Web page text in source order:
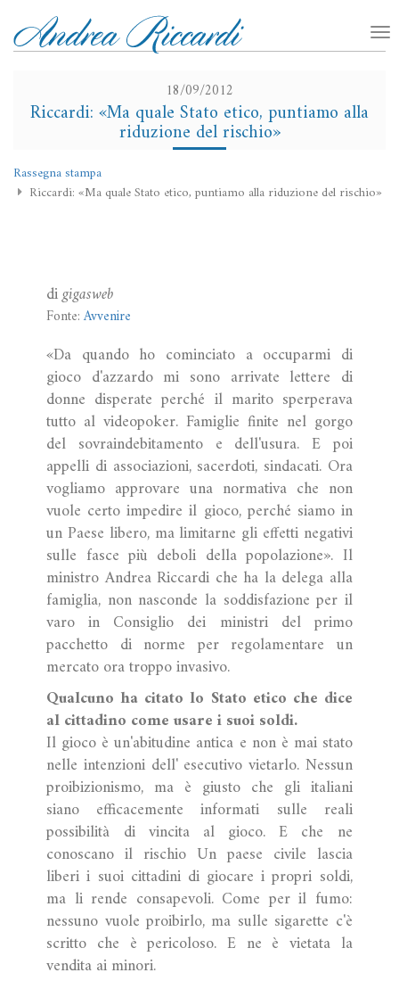
18/09/2012
Riccardi: «Ma quale Stato etico, puntiamo alla
riduzione del rischio»
Rassegna stampa
Riccardi: «Ma quale Stato etico, puntiamo alla riduzione del rischio»
digigasweb
Fonte:Avvenire
«Da quando ho cominciato a occuparmi di
gioco d'azzardo mi sono arrivate lettere di
donne disperate perché il marito sperperava
tutto al videopoker. Famiglie finite nel gorgo
del sovraindebitamento e dell'usura. E poi
appelli di associazioni, sacerdoti, sindacati. Ora
vogliamo approvare una normativa che non
vuole certo impedire il gioco, perché siamo in
un Paese libero, ma limitarne gli effetti negativi
sulle fasce più deboli della popolazione». Il
ministro Andrea Riccardi che ha la delega alla
famiglia, non nasconde la soddisfazione per il
varo in Consiglio dei ministri del primo
pacchetto di norme per regolamentare un
mercato ora troppo invasivo.
Qualcuno ha citato lo Stato etico che dice
al cittadino come usare i suoi soldi.
Il gioco è un'abitudine antica e non è mai stato
nelle intenzioni dell' esecutivo vietarlo. Nessun
proibizionismo, ma è giusto che gli italiani
siano efficacemente informati sulle reali
possibilità di vincita al gioco. E che ne
conoscano il rischio Un paese civile lascia
liberi i suoi cittadini di giocare i propri soldi,
ma li rende consapevoli. Come per il fumo:
nessuno vuole proibirlo, ma sulle sigarette c'è
scritto che è pericoloso. E ne è vietata la
vendita ai minori.